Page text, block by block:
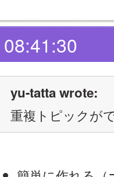
yu-tatta wrote:
重複トピックが